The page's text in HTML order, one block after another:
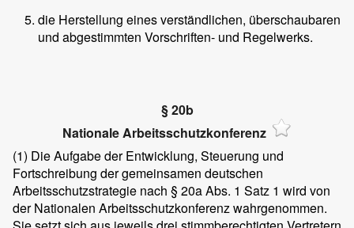
die Herstellung eines verständlichen, überschaubaren
und abgestimmten Vorschriften- und Regelwerks.
§ 20b
Nationale Arbeitsschutzkonferenz
(1) Die Aufgabe der Entwicklung, Steuerung und
Fortschreibung der gemeinsamen deutschen
Arbeitsschutzstrategie nach § 20a Abs. 1 Satz 1 wird von
der Nationalen Arbeitsschutzkonferenz wahrgenommen.